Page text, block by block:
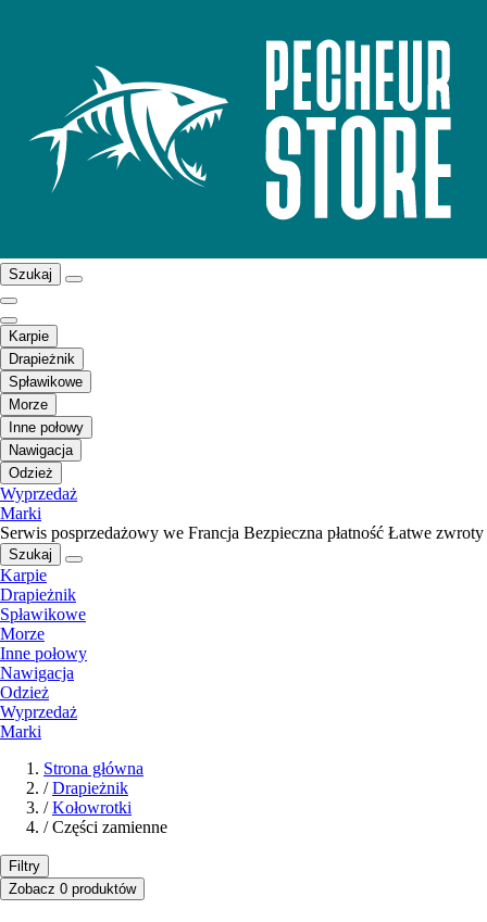
Szukaj
Karpie
Drapieżnik
Spławikowe
Morze
Inne połowy
Nawigacja
Odzież
Wyprzedaż
Marki
Serwis posprzedażowy we Francja Bezpieczna płatność Łatwe zwroty
Szukaj
Karpie
Drapieżnik
Spławikowe
Morze
Inne połowy
Nawigacja
Odzież
Wyprzedaż
Marki
Strona główna
/ Drapieżnik
/ Kołowrotki
/ Części zamienne
Filtry
Zobacz 0 produktów